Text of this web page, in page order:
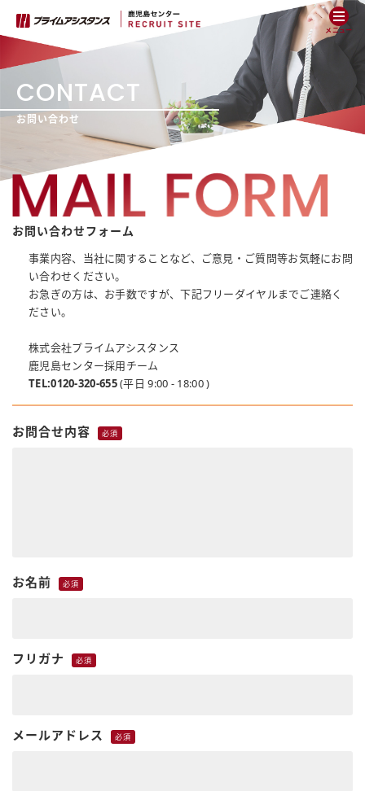
メニュー
CONTACT
お問い合わせ
お問い合わせフォーム
事業内容、当社に関することなど、
ご意見・ご質問等お気軽にお問
い合わせください。
お急ぎの方は、お手数ですが、下記フリーダイヤルまでご連絡く
ださい。
株式会社プライムアシスタンス
鹿児島センター採用チーム
TEL:0120-320-655(平日 9:00 - 18:00 )
お問合せ内容 必須
お名前 必須
フリガナ 必須
メールアドレス 必須